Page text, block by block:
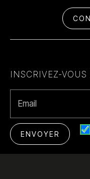
INSCRIVEZ-
Email